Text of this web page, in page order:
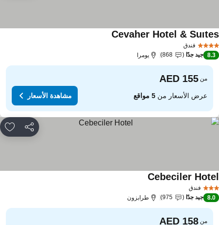
فندق
Cevaher Hotel &مشاهدة الأسعار
8.3 جيد جدًا 868 يومرا
من
عرض الأسعار من5 مواقع مشاهدة الأسعار
مشاركة
فندق
Cebecilerمشاهدة الأسعار
8.0 جيد جدًا 975 طرابزون
من